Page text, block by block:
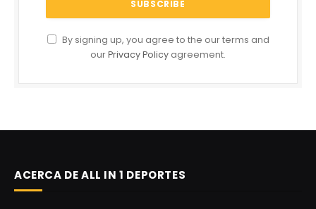
By signing up, you agree to the our terms and
ourPrivacy Policy agreement.
ACERCA DE ALL IN 1 DEPORTES